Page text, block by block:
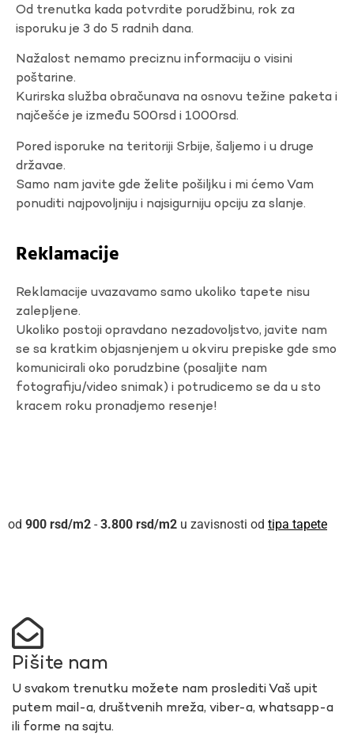
Od trenutka kada potvrdite porudžbinu, rok za
isporuku je 3 do 5 radnih dana.
Nažalost nemamo preciznu informaciju o visini
poštarine.
Kurirska služba obračunava na osnovu težine paketa i
najčešće je između 500rsd i 1000rsd.
Pored isporuke na teritoriji Srbije, šaljemo i u druge
državae.
Samo nam javite gde želite pošiljku i mi ćemo Vam
ponuditi najpovoljniju i najsigurniju opciju za slanje.
Reklamacije
Reklamacije uvazavamo samo ukoliko tapete nisu
zalepljene.
Ukoliko postoji opravdano nezadovoljstvo, javite nam
se sa kratkim objasnjenjem u okviru prepiske gde smo
komunicirali oko porudzbine (posaljite nam
fotografiju/video snimak) i potrudicemo se da u sto
kracem roku pronadjemo resenje!
900 rsd - 3.800 rsd u zavisnosti od tipa tapete
Pišite nam
U svakom trenutku možete nam proslediti Vaš upit
putem mail-a, društvenih mreža, viber-a, whatsapp-a
ili forme na sajtu.